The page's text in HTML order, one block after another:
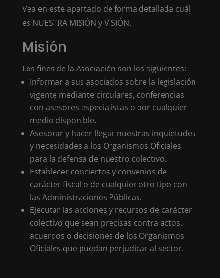
Vea en este apartado de forma detallada cuál
es NUESTRA MISIÓN y VISIÓN.
Misión
Los fines de la Asociación son los siguientes:
Informar a sus asociados sobre la legislación
vigente mediante circulares, conferencias
con asesores especialistas o por cualquier
medio disponible.
Asesorar y hacer llegar nuestras inquietudes
y necesidades a los Organismos Oficiales
para la defensa de nuestro colectivo.
Establecer conciertos y convenios de
carácter fiscal o de cualquier otro tipo con
las Administraciones Públicas.
Ejecutar las acciones y recursos de carácter
colectivo que sean precisas contra actos,
acuerdos o decisiones de los Organismos
Oficiales que puedan perjudicar al sector.